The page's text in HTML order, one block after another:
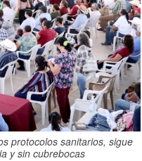
protocolos sanitarios, sigue
y sin cubrebocas